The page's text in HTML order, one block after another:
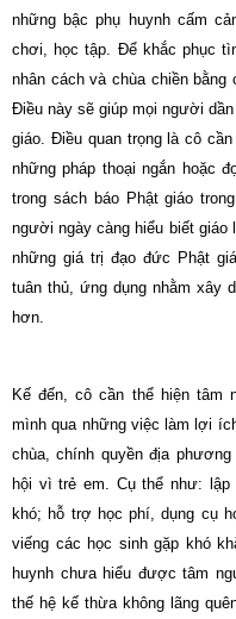
những bậc phụ huynh cấm
chơi, học tập. Để khắc phục
nhân cách và chùa chiền bằng
Điều này sẽ giúp mọi người
giáo. Điều quan trọng là cô
những pháp thoại ngắn hoặc
trong sách báo Phật giáo
người ngày càng hiểu biết giáo
những giá trị đạo đức Phật
tuân thủ, ứng dụng nhằm xây
hơn.
Kế đến, cô cần thể hiện tâm
mình qua những việc làm lợi
chùa, chính quyền địa
hội vì trẻ em. Cụ thể như:
khó; hỗ trợ học phí, dụng cụ
viếng các học sinh gặp khó
huynh chưa hiểu được tâm
thế hệ kế thừa không lãng